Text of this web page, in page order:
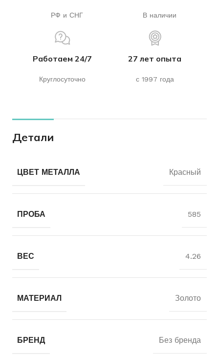
РФ и СНГ В наличии
Работаем 24/7
Круглосуточно
27 лет опыта
с 1997 года
Детали
ЦВЕТ МЕТАЛЛА Красный
ПРОБА 585
ВЕС 4.26
МАТЕРИАЛ Золото
БРЕНД Без бренда